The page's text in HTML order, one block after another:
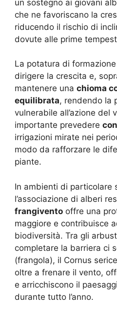
un sostegno ai giovani
che ne favoriscano la
riducendo il rischio di
dovute alle prime
La potatura di
dirigere la crescita e,
mantenere una chioma
equilibrata, rendendo la
vulnerabile all’azione del
importante prevedere
irrigazioni mirate nei
modo da rafforzare le
piante.
In ambienti di particolare
l’associazione di alberi
frangivento offre una
maggiore e contribuisce
biodiversità. Tra gli
completare la barriera ci
(frangola), il Cornus
oltre a frenare il vento,
e arricchiscono il
durante tutto l’anno.